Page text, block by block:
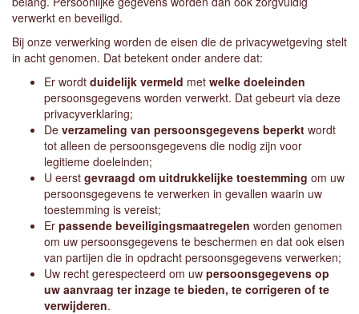
verwerkt en beveiligd.
Bij onze verwerking worden de eisen die de privacywetgeving stelt
in acht genomen. Dat betekent onder andere dat:
Er wordt duidelijk vermeld met welke doeleinden
persoonsgegevens worden verwerkt. Dat gebeurt via deze
privacyverklaring;
De verzameling van persoonsgegevens beperkt wordt
tot alleen de persoonsgegevens die nodig zijn voor
legitieme doeleinden;
U eerst gevraagd om uitdrukkelijke toestemming om uw
persoonsgegevens te verwerken in gevallen waarin uw
toestemming is vereist;
Er passende beveiligingsmaatregelen worden genomen
om uw persoonsgegevens te beschermen en dat ook eisen
van partijen die in opdracht persoonsgegevens verwerken;
Uw recht gerespecteerd om uw persoonsgegevens op
uw aanvraag ter inzage te bieden, te corrigeren of te
verwijderen.